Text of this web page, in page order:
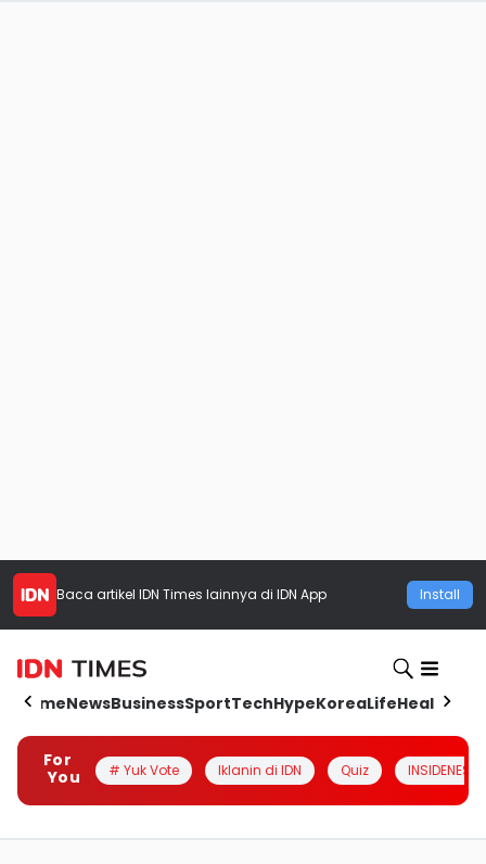
Baca artikel IDN Times lainnya di IDN App Install
HomeNewsBusinessSportTechHypeKoreaLifeHealth
For
You
# Yuk Vote Iklanin di IDN Quiz INSIDENESIA